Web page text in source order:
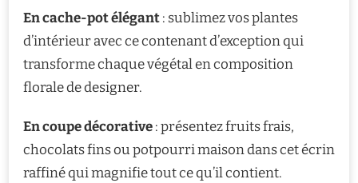
En cache-pot élégant: sublimez vos plantes
d’intérieur avec ce contenant d’exception qui
transforme chaque végétal en composition
florale de designer.
En coupe décorative: présentez fruits frais,
chocolats fins ou potpourri maison dans cet écrin
raffiné qui magnifie tout ce qu’il contient.